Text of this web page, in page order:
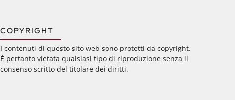
COPYRIGHT
I contenuti di questo sito web sono protetti da copyright.
È pertanto vietata qualsiasi tipo di riproduzione senza il
consenso scritto del titolare dei diritti.